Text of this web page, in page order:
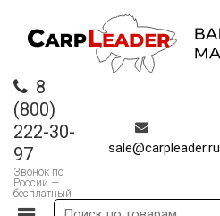
8
(800)
222-30-
97
Звонок по
России —
бесплатный
sale@carpleader.ru